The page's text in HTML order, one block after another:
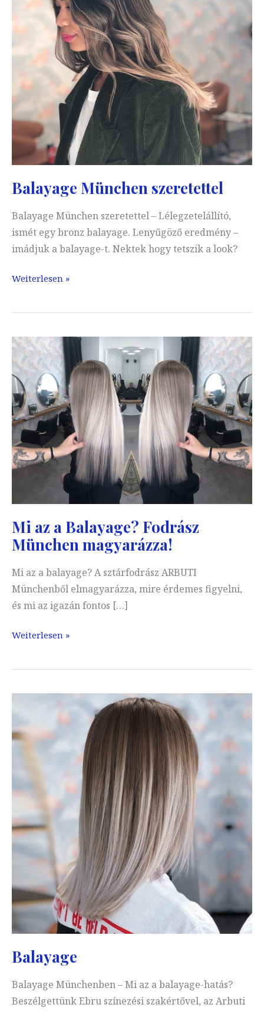
Balayage München szeretettel
Balayage München szeretettel – Lélegzetelállító,
ismét egy bronz balayage. Lenyűgöző eredmény –
imádjuk a balayage-t. Nektek hogy tetszik a look?
Balayage
szeretettel
Weiterlesen »
Mi az a Balayage? Fodrász
München magyarázza!
Mi az a balayage? A sztárfodrász ARBUTI
Münchenből elmagyarázza, mire érdemes figyelni,
és mi az igazán fontos […]
Mi
a
magyarázza!
Weiterlesen »
Balayage
Balayage Münchenben – Mi az a balayage-hatás?
Beszélgettünk Ebru színezési szakértővel, az Arbuti